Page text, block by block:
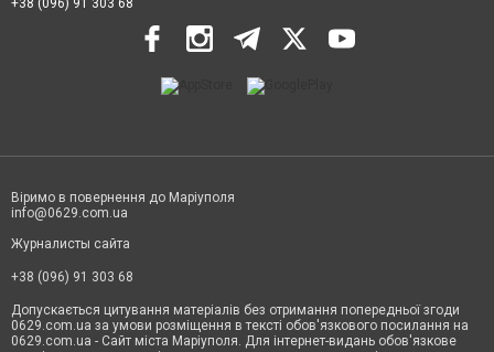
+38 (096) 91 303 68
Віримо в повернення до Маріуполя
info@0629.com.ua
Журналисты сайта
+38 (096) 91 303 68
Допускається цитування матеріалів без отримання попередньої згоди
0629.com.ua за умови розміщення в тексті обов'язкового посилання на
0629.com.ua - Сайт міста Маріуполя. Для інтернет-видань обов'язкове